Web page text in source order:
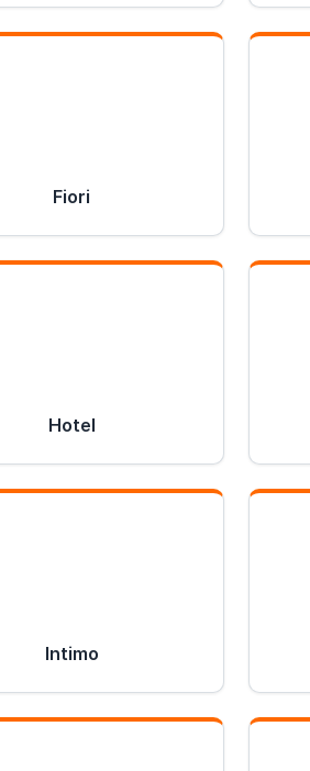
Fiori
Hotel
Intimo